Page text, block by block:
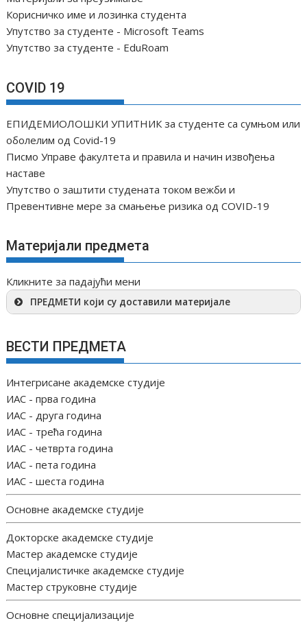
н
а
к
Корисничко име и лозинка студента
Упутство за студенте - Microsoft Teams
Упутство за студенте - EduRoam
COVID 19
ЕПИДЕМИОЛОШКИ УПИТНИК за студенте са сумњом или
оболелим од Covid-19
Писмо Управе факултета и правила и начин извођења
наставе
Упутство о заштити студената током вежби и
Превентивне мере за смањење ризика од COVID-19
Материјали предмета
Кликните за падајући мени
ПРЕДМЕТИ који су доставили материјале
ВЕСТИ ПРЕДМЕТА
Интегрисане академске студије
ИАС - прва година
ИАС - друга година
ИАС - трећа година
ИАС - четврта година
ИАС - пета година
ИАС - шеста година
Основне академске студије
Докторске академске студије
Мастер академске студије
Специјалистичке академске студије
Мастер струковне студије
Основне специјализације